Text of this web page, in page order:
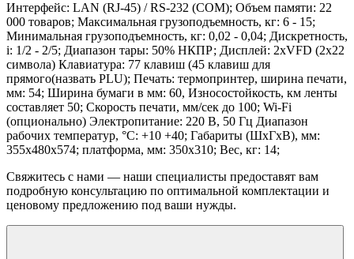
Интерфейс: LAN (RJ-45) / RS-232 (COM); Объем памяти: 22
000 товаров; Максимальная грузоподъемность, кг: 6 - 15;
Минимальная грузоподъемность, кг: 0,02 - 0,04; Дискретность,
i: 1/2 - 2/5; Диапазон тары: 50% НКПР; Дисплей: 2xVFD (2x22
символа) Клавиатура: 77 клавиш (45 клавиш для
прямого(назвать PLU); Печать: термопринтер, ширина печати,
мм: 54; Ширина бумаги в мм: 60, Износостойкость, км ленты
составляет 50; Скорость печати, мм/сек до 100; Wi-Fi
(опционально) Электропитание: 220 В, 50 Гц Диапазон
рабочих температур, °С: +10 +40; Габариты (ШхГхВ), мм:
355х480х574; платформа, мм: 350х310; Вес, кг: 14;
Свяжитесь с нами — наши специалисты предоставят вам
подробную консультацию по оптимальной комплектации и
ценовому предложению под ваши нужды.